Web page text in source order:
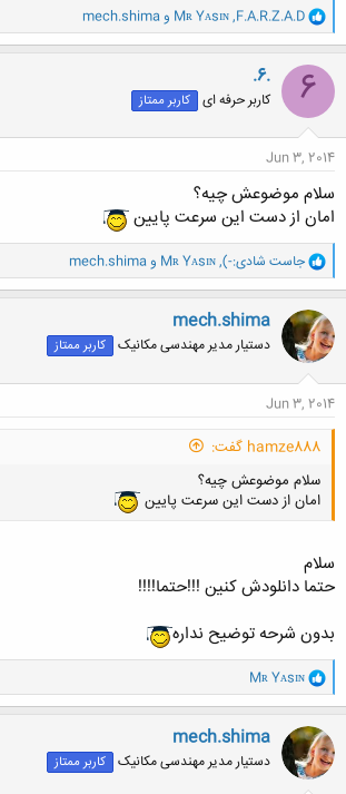
و
ا
ک
ن
ش
ه
ا
F.A.R.Z.A.D
,
Mʀ Yᴀsɪɴ و mech.shima
6
.6.
کاربر حرفه ای کاربر ممتاز
Jun 3, 2014
سلام موضوعش چیه؟
امان از دست این سرعت پایین
و
ا
ک
ن
ش
ه
ا
جاست شادی:-),
Mʀ Yᴀsɪɴ وmech.shima
mech.shima
دستیار مدیر مهندسی مکانیک کاربر ممتاز
Jun 3, 2014
hamze888 گفت:
سلام موضوعش چیه؟
امان از دست این سرعت پایین
سلام
حتما دانلودش کنین !!!حتما!!!!
بدون شرحه توضیح نداره
و
ا
ک
ن
ش
ه
ا
Mʀ Yᴀsɪɴ
mech.shima
دستیار مدیر مهندسی مکانیک کاربر ممتاز